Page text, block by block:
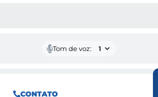
Tom de voz:
CONTATO